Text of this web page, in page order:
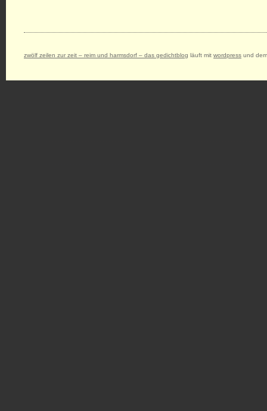
zwölf zeilen zur zeit – reim und harmsdorf – das gedichtblog läuft mit wordpress und